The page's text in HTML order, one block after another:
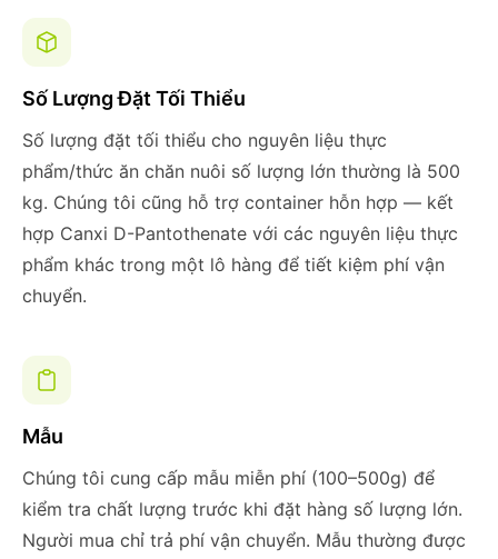
Số Lượng Đặt Tối Thiểu
Số lượng đặt tối thiểu cho nguyên liệu thực
phẩm/thức ăn chăn nuôi số lượng lớn thường là 500
kg. Chúng tôi cũng hỗ trợ container hỗn hợp — kết
hợp Canxi D-Pantothenate với các nguyên liệu thực
phẩm khác trong một lô hàng để tiết kiệm phí vận
chuyển.
Mẫu
Chúng tôi cung cấp mẫu miễn phí (100–500g) để
kiểm tra chất lượng trước khi đặt hàng số lượng lớn.
Người mua chỉ trả phí vận chuyển. Mẫu thường được